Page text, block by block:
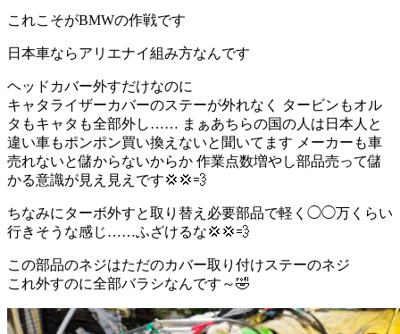
これこそがBMWの作戦です
日本車ならアリエナイ組み方なんです
ヘッドカバー外すだけなのに
キャタライザーカバーのステーが外れなく タービンもオル
タもキャタも全部外し…… まぁあちらの国の人は日本人と
違い車もポンポン買い換えないと聞いてます メーカーも車
売れないと儲からないからか 作業点数増やし部品売って儲
かる意識が見え見えです💢💢💨
ちなみにターボ外すと取り替え必要部品で軽く◯◯万くらい
行きそうな感じ……ふざけるな💢💢💨
この部品のネジはただのカバー取り付けステーのネジ
これ外すのに全部バラシなんです～🤣